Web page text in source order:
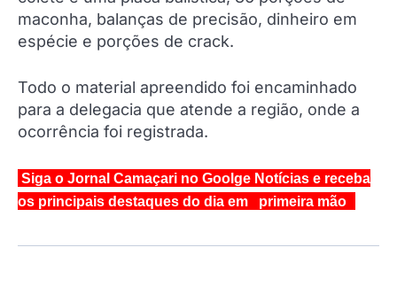
maconha, balanças de precisão, dinheiro em
espécie e porções de crack.
Todo o material apreendido foi encaminhado
para a delegacia que atende a região, onde a
ocorrência foi registrada.
Siga o Jornal Camaçari no Goolge Notícias e receba
os principais destaques do dia em primeira mão